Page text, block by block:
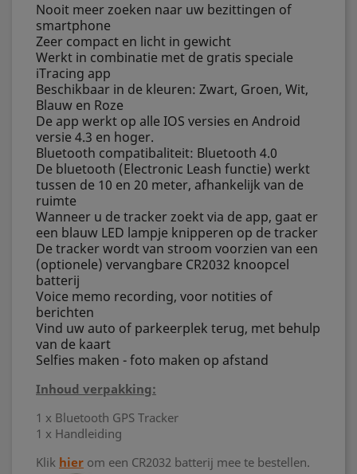
Nooit meer zoeken naar uw bezittingen of
smartphone
Zeer compact en licht in gewicht
Werkt in combinatie met de gratis speciale
iTracing app
Beschikbaar in de kleuren: Zwart, Groen, Wit,
Blauw en Roze
De app werkt op alle IOS versies en Android
versie 4.3 en hoger.
Bluetooth compatibaliteit: Bluetooth 4.0
De bluetooth (Electronic Leash functie) werkt
tussen de 10 en 20 meter, afhankelijk van de
ruimte
Wanneer u de tracker zoekt via de app, gaat er
een blauw LED lampje knipperen op de tracker
De tracker wordt van stroom voorzien van een
(optionele) vervangbare CR2032 knoopcel
batterij
Voice memo recording, voor notities of
berichten
Vind uw auto of parkeerplek terug, met behulp
van de kaart
Selfies maken - foto maken op afstand
Inhoud verpakking:
1 x Bluetooth GPS Tracker
1 x Handleiding
Klik hier om een CR2032 batterij mee te bestellen.